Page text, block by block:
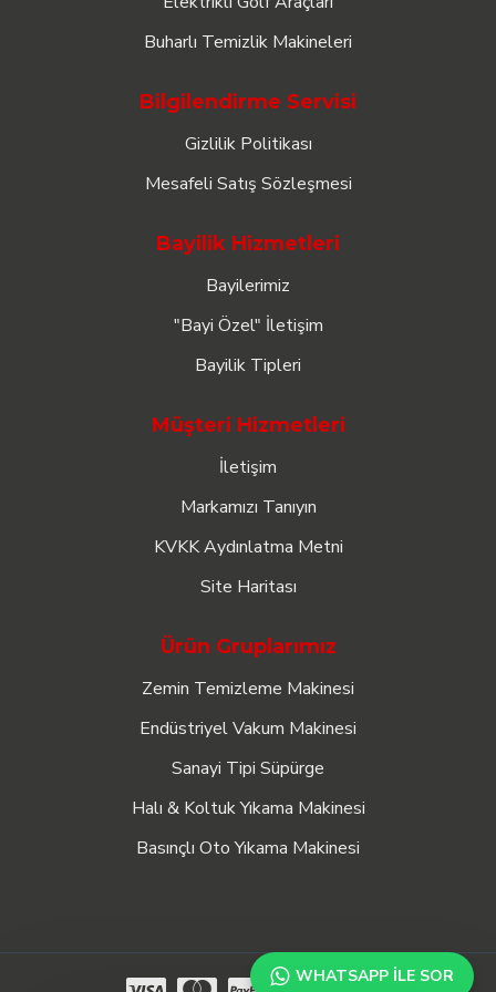
WHATSAPP ILE SOR
Buharlı Temizlik Makineleri
Bilgilendirme Servisi
Gizlilik Politikası
Mesafeli Satış Sözleşmesi
Bayilik Hizmetleri
Bayilerimiz
"Bayi Özel" İletişim
Bayilik Tipleri
Müşteri Hizmetleri
İletişim
Markamızı Tanıyın
KVKK Aydınlatma Metni
Site Haritası
Ürün Gruplarımız
Zemin Temizleme Makinesi
Endüstriyel Vakum Makinesi
Sanayi Tipi Süpürge
Halı & Koltuk Yıkama Makinesi
Basınçlı Oto Yıkama Makinesi